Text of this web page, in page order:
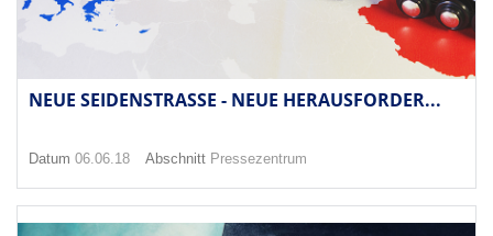
NEUE SEIDENSTRASSE - NEUE HERAUSFORDER...
Datum 06.06.18 Abschnitt Pressezentrum